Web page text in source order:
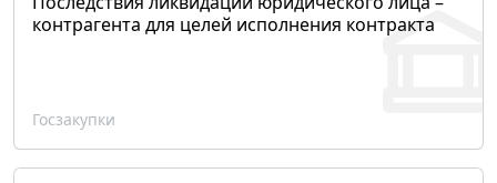
контрагента для целей исполнения контракта
Госзакупки